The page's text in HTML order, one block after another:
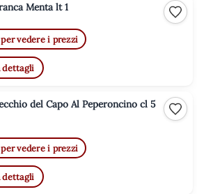
Menta lt 1
vedere i prezzi
dettagli
del Capo Al Peperoncino cl 5
vedere i prezzi
dettagli